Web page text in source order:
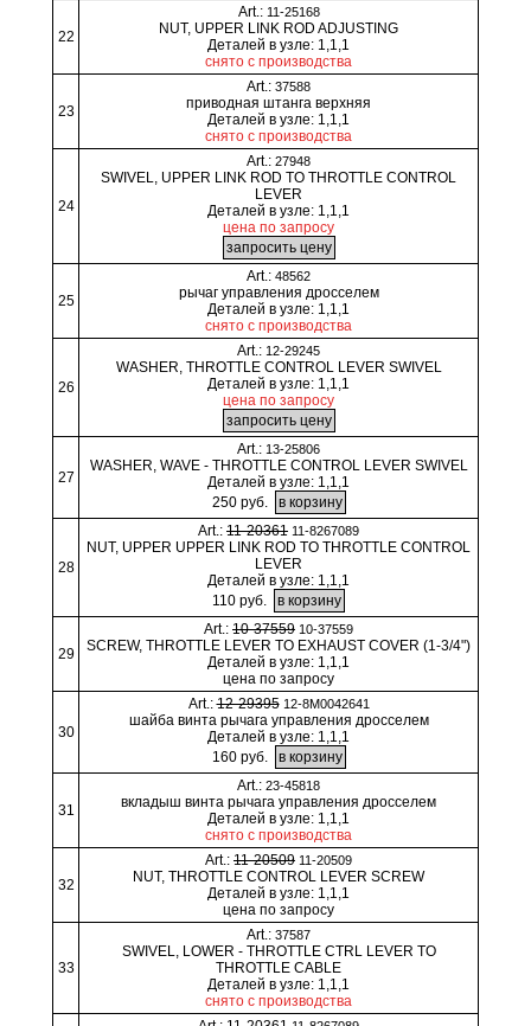
22
Art.: 11-25168
NUT, UPPER LINK ROD ADJUSTING
Деталей в узле: 1,1,1
снято с производства
23
Art.: 37588
приводная штанга верхняя
Деталей в узле: 1,1,1
снято с производства
24
Art.: 27948
SWIVEL, UPPER LINK ROD TO THROTTLE CONTROL
LEVER
Деталей в узле: 1,1,1
цена по запросу
25
Art.: 48562
рычаг управления дросселем
Деталей в узле: 1,1,1
снято с производства
26
Art.: 12-29245
WASHER, THROTTLE CONTROL LEVER SWIVEL
Деталей в узле: 1,1,1
цена по запросу
27
Art.: 13-25806
WASHER, WAVE - THROTTLE CONTROL LEVER SWIVEL
Деталей в узле: 1,1,1
250 руб.
28
Art.: 11-20361 11-8267089
NUT, UPPER UPPER LINK ROD TO THROTTLE CONTROL
LEVER
Деталей в узле: 1,1,1
110 руб.
29
Art.: 10-37559 10-37559
SCREW, THROTTLE LEVER TO EXHAUST COVER (1-3/4")
Деталей в узле: 1,1,1
цена по запросу
30
Art.:12-29395 12-8M0042641
шайба винта рычага управления дросселем
Деталей в узле: 1,1,1
160 руб.
31
Art.: 23-45818
вкладыш винта рычага управления дросселем
Деталей в узле: 1,1,1
снято с производства
32
Art.: 11-20509 11-20509
NUT, THROTTLE CONTROL LEVER SCREW
Деталей в узле: 1,1,1
цена по запросу
33
Art.: 37587
SWIVEL, LOWER - THROTTLE CTRL LEVER TO
THROTTLE CABLE
Деталей в узле: 1,1,1
снято с производства